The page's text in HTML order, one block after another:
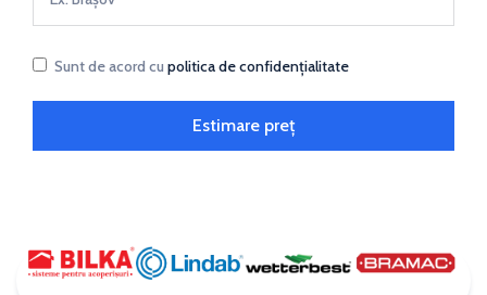
Sunt de acord cu politica de confidențialitate
Estimare preț